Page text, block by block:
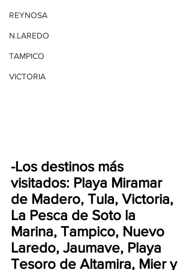
REYNOSA
N.LAREDO
TAMPICO
VICTORIA
-Los destinos más
visitados: Playa Miramar
de Madero, Tula, Victoria,
La Pesca de Soto la
Marina, Tampico, Nuevo
Laredo, Jaumave, Playa
Tesoro de Altamira, Mier y